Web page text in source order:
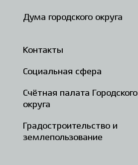
Дума городского округа
Контакты
Социальная сфера
Счётная палата Городского
округа
Градостроительство и
землепользование